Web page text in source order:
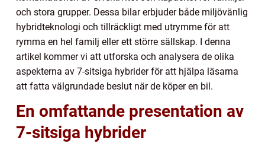
och stora grupper. Dessa bilar erbjuder både miljövänlig
hybridteknologi och tillräckligt med utrymme för att
rymma en hel familj eller ett större sällskap. I denna
artikel kommer vi att utforska och analysera de olika
aspekterna av 7-sitsiga hybrider för att hjälpa läsarna
att fatta välgrundade beslut när de köper en bil.
En omfattande presentation av
7-sitsiga hybrider